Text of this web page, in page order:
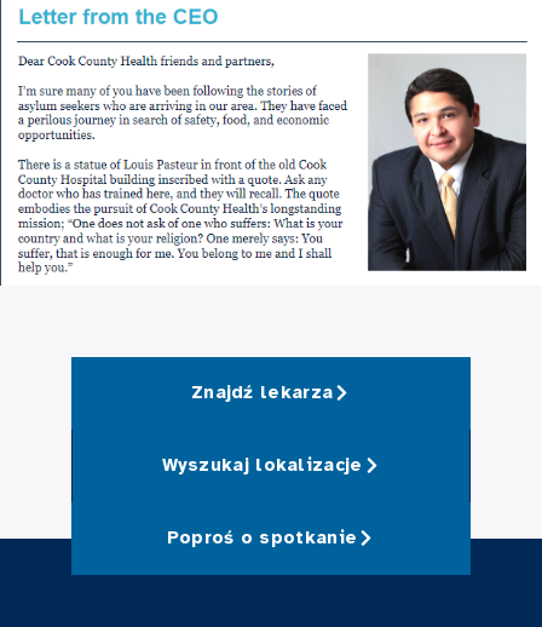
Znajdź lekarza
Wyszukaj lokalizacje
Poproś o spotkanie